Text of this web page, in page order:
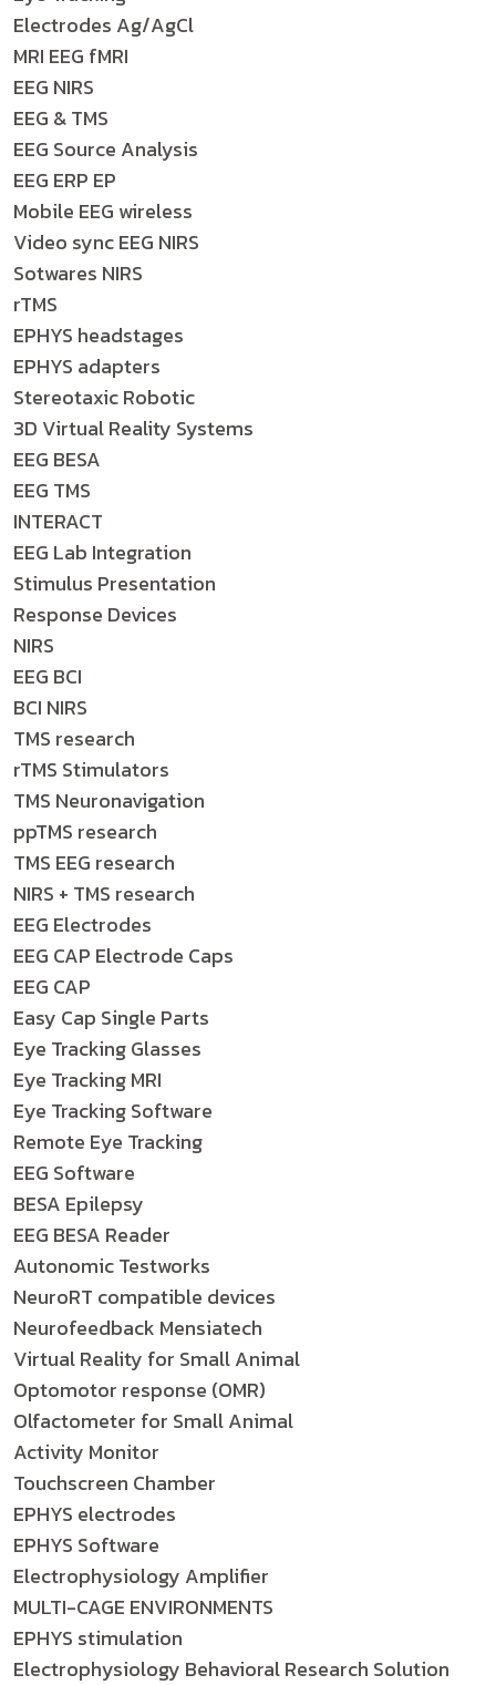
Electrodes Ag/AgCl
MRI EEG fMRI
EEG NIRS
EEG & TMS
EEG Source Analysis
EEG ERP EP
Mobile EEG wireless
Video sync EEG NIRS
Sotwares NIRS
rTMS
EPHYS headstages
EPHYS adapters
Stereotaxic Robotic
3D Virtual Reality Systems
EEG BESA
EEG TMS
INTERACT
EEG Lab Integration
Stimulus Presentation
Response Devices
NIRS
EEG BCI
BCI NIRS
TMS research
rTMS Stimulators
TMS Neuronavigation
ppTMS research
TMS EEG research
NIRS + TMS research
EEG Electrodes
EEG CAP Electrode Caps
EEG CAP
Easy Cap Single Parts
Eye Tracking Glasses
Eye Tracking MRI
Eye Tracking Software
Remote Eye Tracking
EEG Software
BESA Epilepsy
EEG BESA Reader
Autonomic Testworks
NeuroRT compatible devices
Neurofeedback Mensiatech
Virtual Reality for Small Animal
Optomotor response (OMR)
Olfactometer for Small Animal
Activity Monitor
Touchscreen Chamber
EPHYS electrodes
EPHYS Software
Electrophysiology Amplifier
MULTI-CAGE ENVIRONMENTS
EPHYS stimulation
Electrophysiology Behavioral Research Solution